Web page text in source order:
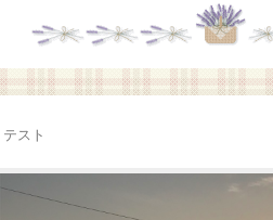
テスト